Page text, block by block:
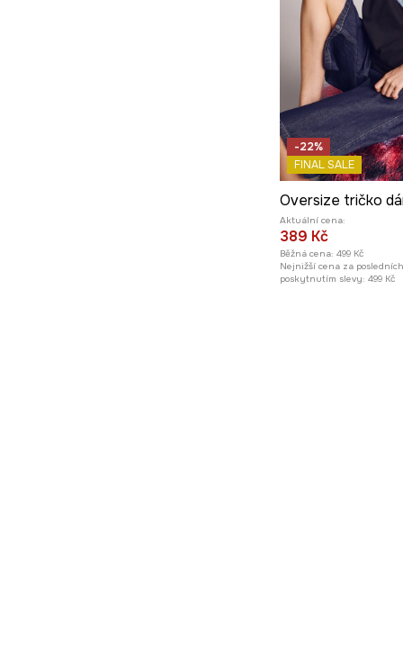
-22%
FINAL SALE
Aktuální cena:
389 Kč
Běžná cena: 499 Kč
Nejnižší cena za
poskytnutím slevy: 499 Kč